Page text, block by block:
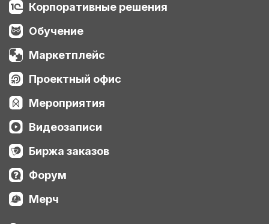
Корпоративные решения
Обучение
Маркетплейс
Проектный офис
Мероприятия
Видеозаписи
Биржа заказов
Форум
Мерч